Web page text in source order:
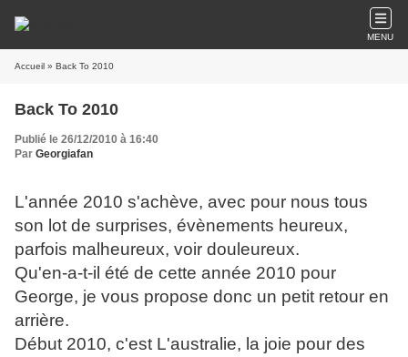
MENU
Accueil » Back To 2010
Back To 2010
Publié le 26/12/2010 à 16:40
Par Georgiafan
L'année 2010 s'achève, avec pour nous tous
son lot de surprises, évènements heureux,
parfois malheureux, voir douleureux.
Qu'en-a-t-il été de cette année 2010 pour
George, je vous propose donc un petit retour en
arrière.
Début 2010, c'est L'australie, la joie pour des